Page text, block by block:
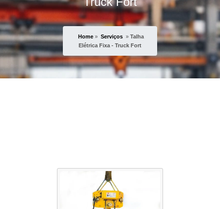
Home » Serviços » Talha
Elétrica Fixa - Truck Fort